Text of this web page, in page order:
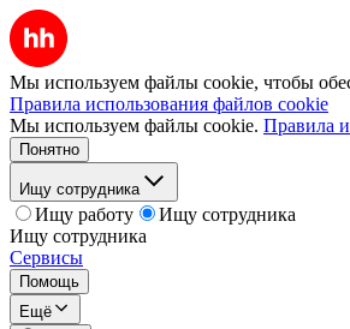
Мы используем файлы cookie, чтобы
Правила использования файлов cookie
Мы используем файлы cookie. Правила
Понятно
Ищу сотрудника
Ищу работу
Ищу сотрудника
Ищу сотрудника
Сервисы
Помощь
Ещё